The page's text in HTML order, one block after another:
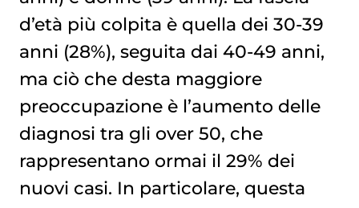
d’età più colpita è quella dei 30-39
anni (28%), seguita dai 40-49 anni,
ma ciò che desta maggiore
preoccupazione è l’aumento delle
diagnosi tra gli over 50, che
rappresentano ormai il 29% dei
nuovi casi. In particolare, questa